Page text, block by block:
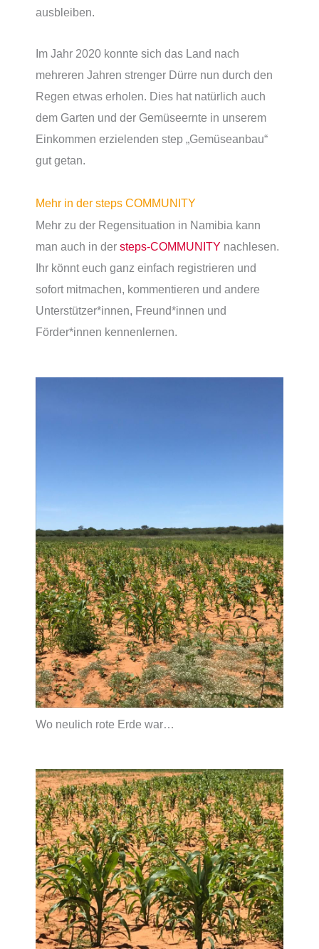
ausbleiben.
Im Jahr 2020 konnte sich das Land nach
mehreren Jahren strenger Dürre nun durch den
Regen etwas erholen. Dies hat natürlich auch
dem Garten und der Gemüseernte in unserem
Einkommen erzielenden step „Gemüseanbau“
gut getan.
Mehr in der steps COMMUNITY
Mehr zu der Regensituation in Namibia kann
man auch in der steps-COMMUNITY nachlesen.
Ihr könnt euch ganz einfach registrieren und
sofort mitmachen, kommentieren und andere
Unterstützer*innen, Freund*innen und
Förder*innen kennenlernen.
Wo neulich rote Erde war…